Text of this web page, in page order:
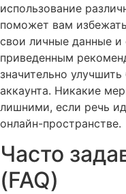
использование
поможет вам
свои личные данные и
приведенным
значительно
аккаунта. Никакие
лишними, если речь
онлайн-пространстве.
Часто
(FAQ)